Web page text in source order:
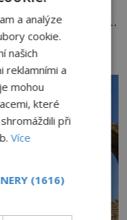
z
Některé
provází
Jejich osudy
přesto se opírají
hodnotu. Nejsou
a analýze
cookie.
našich
reklamními a
mohou
které
při
Více
(1616)